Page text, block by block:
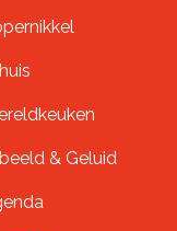
& Geluid